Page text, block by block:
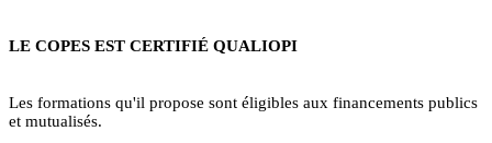
LE COPES EST CERTIFIÉ QUALIOPI
Les formations qu'il propose sont éligibles aux financements publics
et mutualisés.